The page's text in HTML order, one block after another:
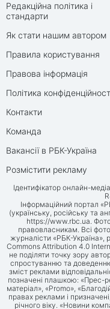
Редакційна політика і
стандарти
Як стати нашим автором
Правила користування
Правова інформація
Політика
Контакти
Команда
Вакансії в РБК-Україна
Розмістити рекламу
Ідентифікатор онлайн-
Інформаційний портал
(українську, російську та
https://www.rbc.ua.
правовласникам. Всі
журналісти «РБК-Україна»,
Commons Attribution 4.0
не поділяти точку зору
спростуванню та доведенню
зміст реклами
позначені плашкою: «Прес-
матеріал», «Promo»,
правах реклами і
річного віку. «Новини